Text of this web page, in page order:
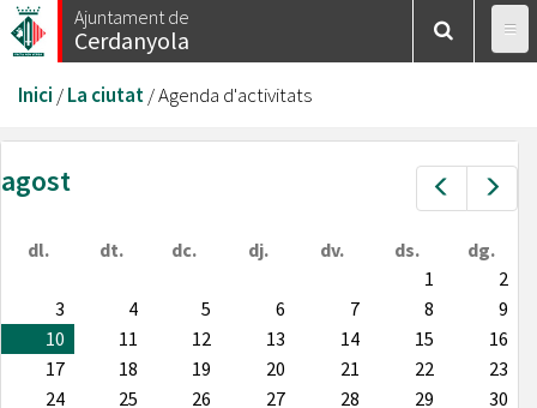
Vés
al
Ajuntament de
Cerdanyola
Esteu
aquí
Inici /La ciutat/Agenda d'activitats
Prev
agost
dl. dt. dc. dj. dv. ds.
dg.
1
2
3
4 5 6 7 8
9
10
11 12 13 14 15
16
17
18 19 20 21 22
23
24
25 26 27 28 29
30